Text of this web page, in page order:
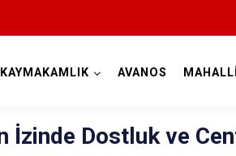
KAYMAKAMLIK AVANOS
İzinde Dostluk ve